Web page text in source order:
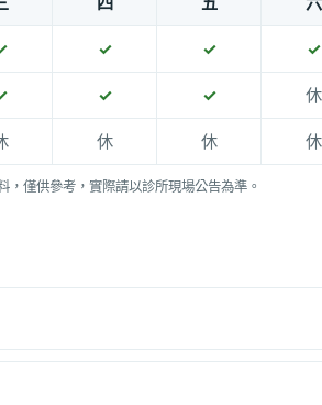
✓ ✓ ✓
✓ ✓ 休
休 休 休
僅供參考，實際請以診所現場公告為準。